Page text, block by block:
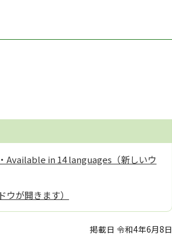
Available in 14 languages（新しいウ
が開きます）
掲載日 令和4年6月8日